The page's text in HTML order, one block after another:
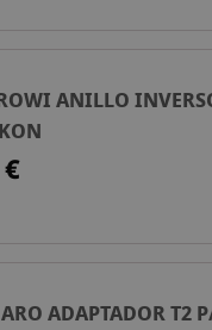
ANILLO
ADAPTADOR T2